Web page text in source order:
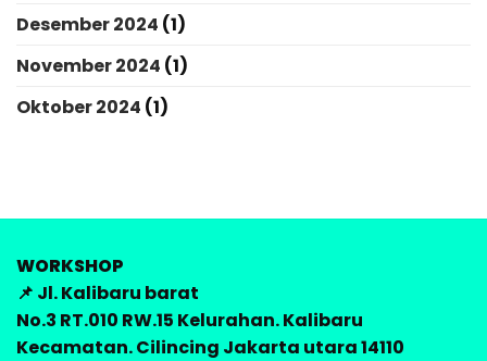
Desember 2024 (1)
November 2024 (1)
Oktober 2024 (1)
WORKSHOP
📌 Jl. Kalibaru barat
No.3 RT.010 RW.15 Kelurahan. Kalibaru
Kecamatan. Cilincing Jakarta utara 14110